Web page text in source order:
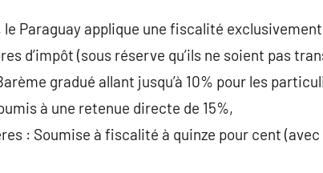
Paraguay applique une fiscalité
d’impôt (sous réserve qu’ils ne soient pas
gradué allant jusqu’à 10% pour les
à une retenue directe de 15%,
: Soumise à fiscalité à quinze pour cent